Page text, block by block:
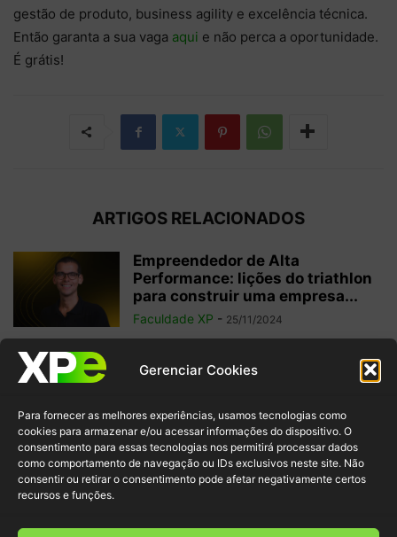
Gerenciar Cookies
Para fornecer as melhores experiências, usamos tecnologias como
cookies para armazenar e/ou acessar informações do dispositivo. O
consentimento para essas tecnologias nos permitirá processar dados
como comportamento de navegação ou IDs exclusivos neste site. Não
consentir ou retirar o consentimento pode afetar negativamente certos
recursos e funções.
gestão de produto, business agility e excelência técnica.
Então garanta a sua vaga aqui e não perca a oportunidade.
É grátis!
ARTIGOS RELACIONADOS
Empreendedor de Alta
Performance: lições do triathlon
para construir uma empresa...
Faculdade XP - 25/11/2024
6 filmes sobre tecnologia para
potencializar seu aprendizado
Faculdade XP - 22/11/2024
Transição de carreira: um novo
começo para o seu futuro